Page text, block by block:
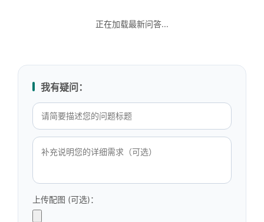
正在加载最新问答...
我有疑问：
上传配图 (可选)：